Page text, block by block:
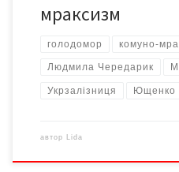
мраксизм
голодомор комуно-
Людмила Чередарик
Укрзалізниця Ющенко
автор Lida